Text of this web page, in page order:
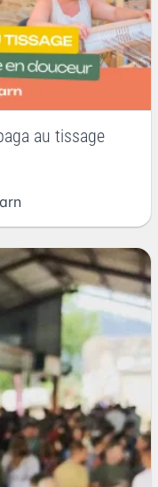
au tissage